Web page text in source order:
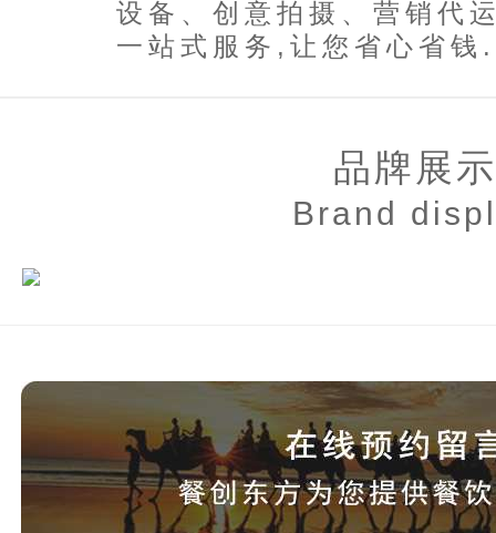
设备、创意拍摄、营销代
一站式服务,让您省心省
品牌展示
Brand